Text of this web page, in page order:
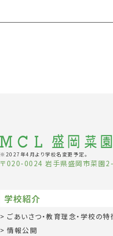
※2027年4月より学校名変更予定。
〒020-0024 岩手県盛岡市菜園
学校紹介
ごあいさつ・教育理念・学校の特
情報公開